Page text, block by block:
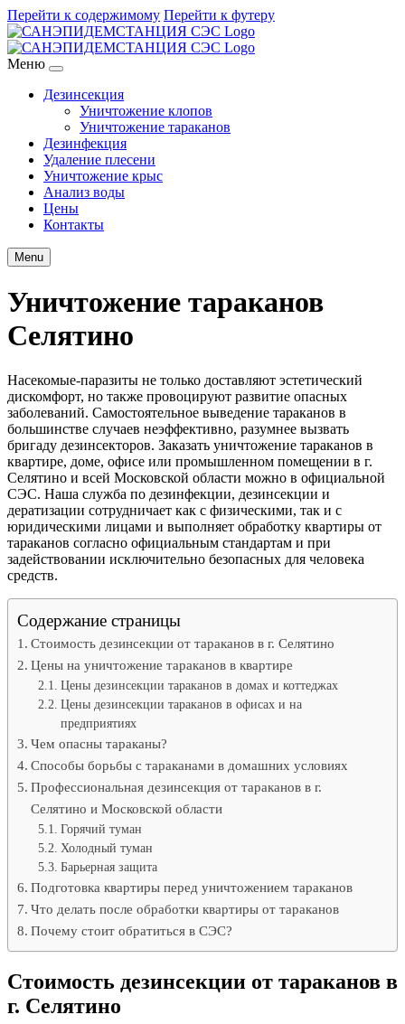
Перейти к содержимому Перейти к футеру
Меню
Дезинсекция
Уничтожение клопов
Уничтожение тараканов
Дезинфекция
Удаление плесени
Уничтожение крыс
Анализ воды
Цены
Контакты
Menu
Уничтожение тараканов
Селятино
Насекомые-паразиты не только доставляют эстетический
дискомфорт, но также провоцируют развитие опасных
заболеваний. Самостоятельное выведение тараканов в
большинстве случаев неэффективно, разумнее вызвать
бригаду дезинсекторов. Заказать уничтожение тараканов в
квартире, доме, офисе или промышленном помещении в г.
Селятино и всей Московской области можно в официальной
СЭС. Наша служба по дезинфекции, дезинсекции и
дератизации сотрудничает как с физическими, так и с
юридическими лицами и выполняет обработку квартиры от
тараканов согласно официальным стандартам и при
задействовании исключительно безопасных для человека
средств.
Содержание страницы
Стоимость дезинсекции от тараканов в г. Селятино
Цены на уничтожение тараканов в квартире
Цены дезинсекции тараканов в домах и коттеджах
Цены дезинсекции тараканов в офисах и на
предприятиях
Чем опасны тараканы?
Способы борьбы с тараканами в домашних условиях
Профессиональная дезинсекция от тараканов в г.
Селятино и Московской области
Горячий туман
Холодный туман
Барьерная защита
Подготовка квартиры перед уничтожением тараканов
Что делать после обработки квартиры от тараканов
Почему стоит обратиться в СЭС?
Стоимость дезинсекции от тараканов в
г. Селятино